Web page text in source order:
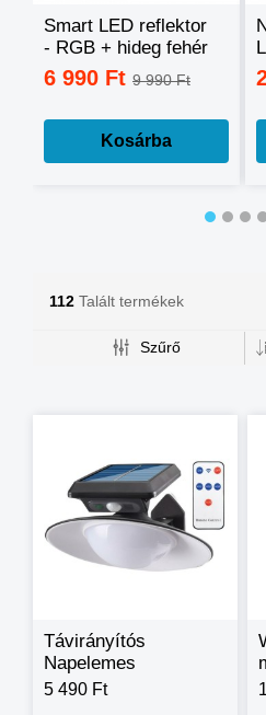
Smart LED reflektor
- RGB + hideg fehér
+ meleg fehér, okos
telefonnal
6 990 Ft 9 990 Ft
Kosárba
112 Talált termékek
Szűrő
Távirányítós
Napelemes
Mozgásérzékelős
5 490 Ft